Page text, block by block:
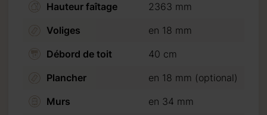
Hauteur faîtage
2363 mm
Voliges
en 18 mm
Débord de toit
40 cm
Plancher
en 18 mm (optional)
Murs
en 34 mm